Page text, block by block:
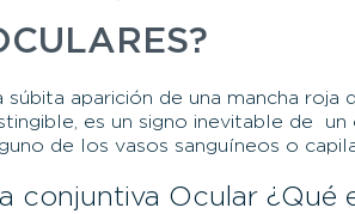
súbita aparición de una mancha
es un signo inevitable de
de los vasos sanguíneos o
conjuntiva Ocular ¿Qué